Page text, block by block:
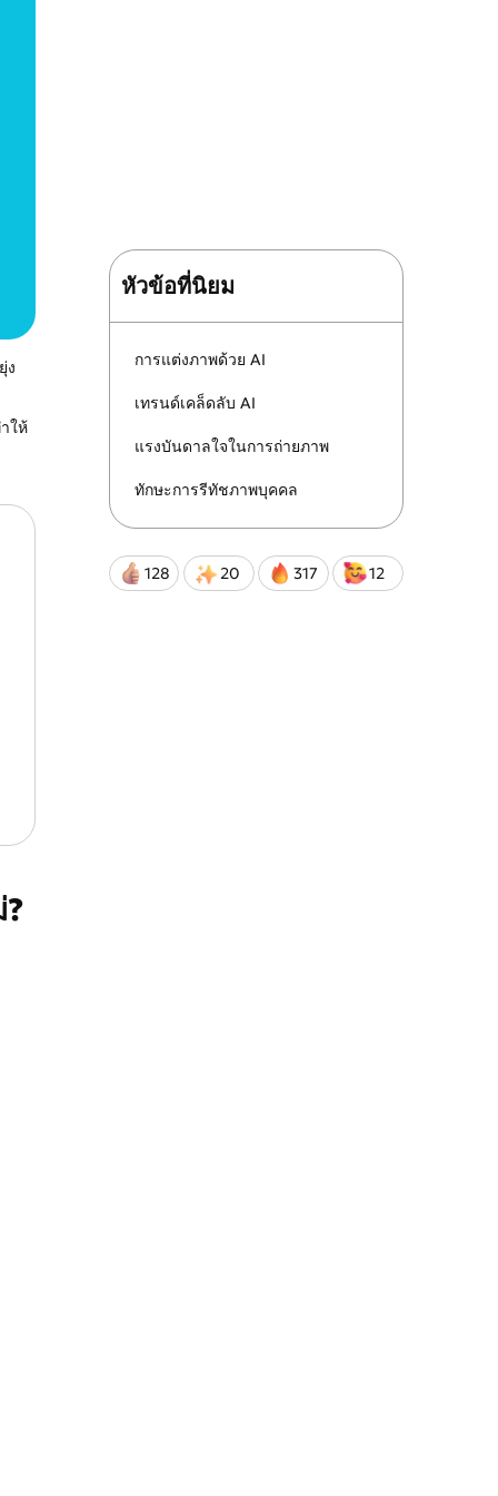
ง
ให้
หัวข้อที่นิยม
การแต่งภาพด้วย AI
เทรนด์เคล็ดลับ AI
แรงบันดาลใจในการถ่ายภาพ
ทักษะการรีทัชภาพบุคคล
128 20 317 12